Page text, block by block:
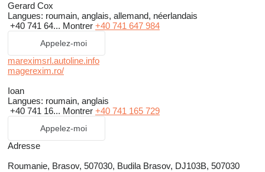
Gerard Cox
Langues: roumain, anglais, allemand, néerlandais
+40 741 64... Montrer +40 741 647 984
Appelez-moi
mareximsrl.autoline.info
magerexim.ro/
Ioan
Langues: roumain, anglais
+40 741 16... Montrer +40 741 165 729
Appelez-moi
Adresse
Roumanie, Brasov, 507030, Budila Brasov, DJ103B, 507030